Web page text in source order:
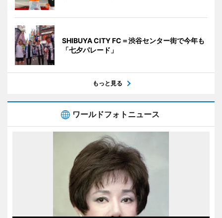
SHIBUYA CITY FC＝渋谷センター街で今年も
「七夕パレード」
もっと見る
ワールドフォトニュース